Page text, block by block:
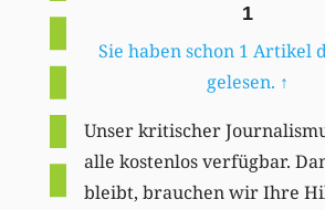
1
Sie haben schon 1 Artikel
gelesen. ↑
Unser kritischer
alle kostenlos verfügbar.
bleibt, brauchen wir Ihre